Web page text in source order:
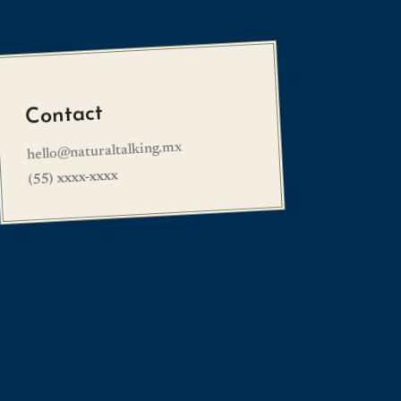
Contact
hello@naturaltalking.mx
(55) xxxx-xxxx